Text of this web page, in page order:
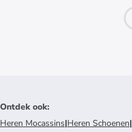
Ontdek ook:
Heren Mocassins|Heren Schoenen|